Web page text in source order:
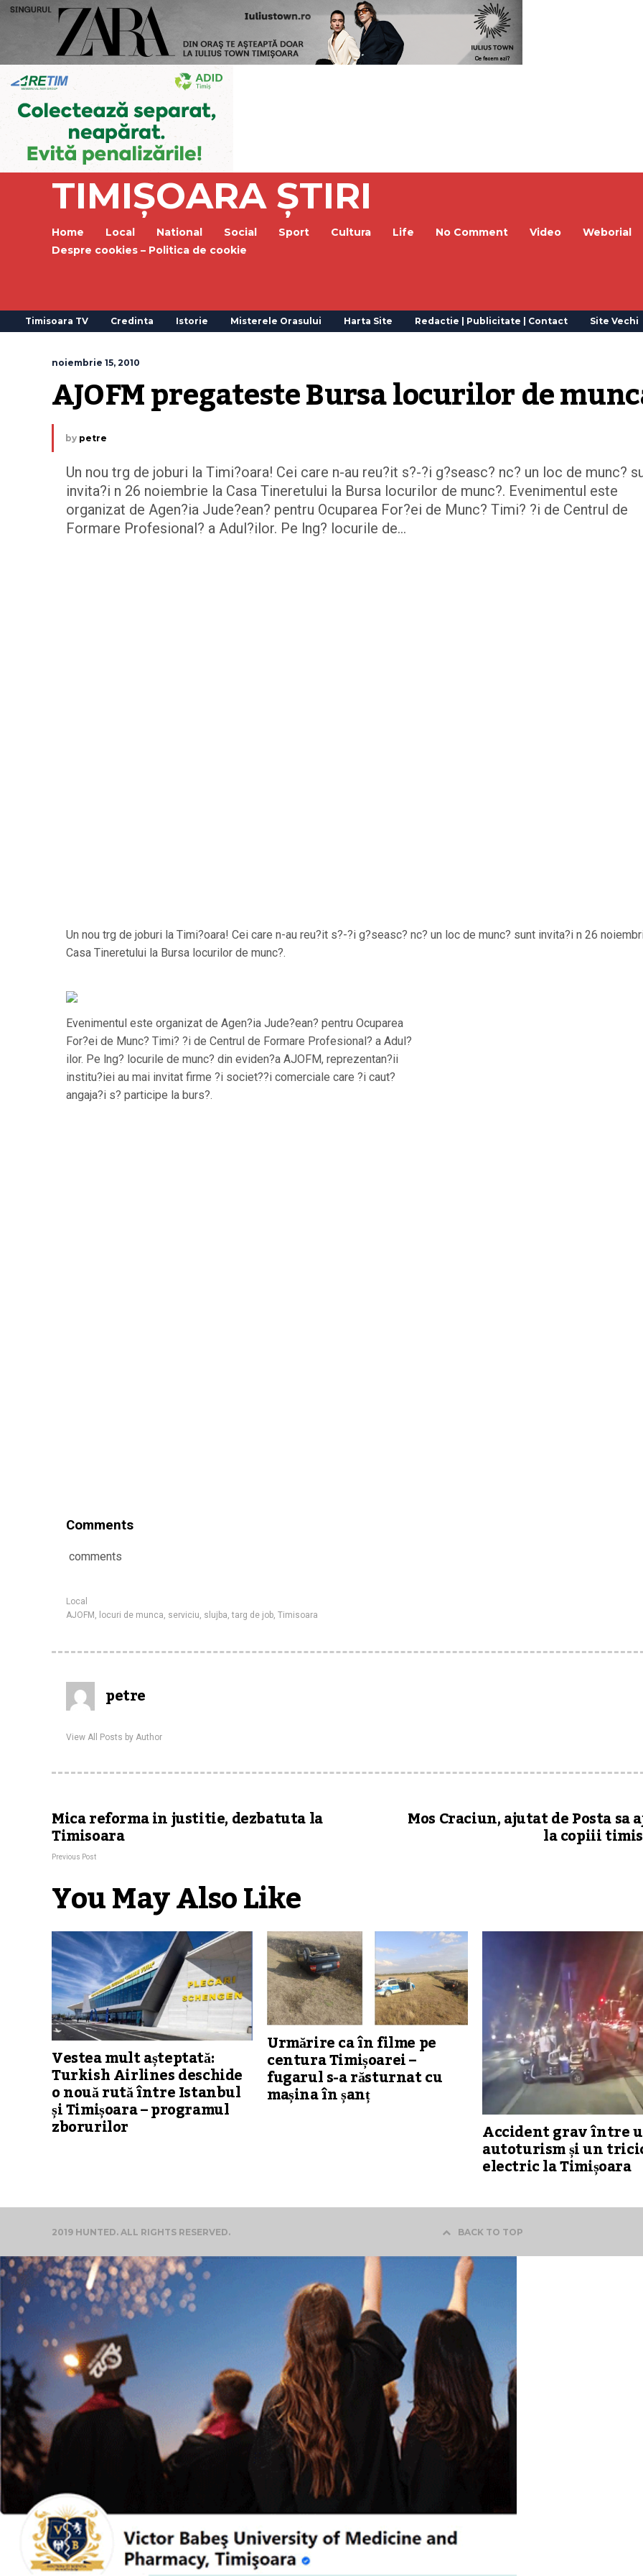
TIMIȘOARA ȘTIRI
Home Local National Social Sport Cultura Life No Comment Video
Weborial
Despre cookies – Politica de cookie
Timisoara TV Credinta Istorie Misterele Orasului Harta Site Redactie | Publicitate | Contact Site Vechi
noiembrie 15, 2010
AJOFM pregateste Bursa locurilor de
by petre
Un nou trg de joburi la Timi?oara! Cei care n-au reu?it s?-?i g?seasc? nc? un loc de munc?
invita?i n 26 noiembrie la Casa Tineretului la Bursa locurilor de munc?. Evenimentul este
organizat de Agen?ia Jude?ean? pentru Ocuparea For?ei de Munc? Timi? ?i de Centrul de
Formare Profesional? a Adul?ilor. Pe lng? locurile de…
Un nou trg de joburi la Timi?oara! Cei care n-au reu?it s?-?i g?seasc? nc? un loc de munc? sunt invita?i n 26
Casa Tineretului la Bursa locurilor de munc?.
Evenimentul este organizat de Agen?ia Jude?ean? pentru Ocuparea
For?ei de Munc? Timi? ?i de Centrul de Formare Profesional? a Adul?
ilor. Pe lng? locurile de munc? din eviden?a AJOFM, reprezentan?ii
institu?iei au mai invitat firme ?i societ??i comerciale care ?i caut?
angaja?i s? participe la burs?.
Comments
comments
Local
AJOFM , locuri de munca, serviciu, slujba,targ de job, Timisoara
petre
View All Posts by Author
Mica reforma in justitie, dezbatuta la
Timisoara
Previous Post
Mos Craciun, ajutat de Posta sa
la copiii
You May Also Like
Vestea mult așteptată:
Turkish Airlines deschide
o nouă rută între Istanbul
și Timișoara – programul
zborurilor
Urmărire ca în filme pe
centura Timișoarei –
fugarul s-a răsturnat cu
mașina în șanț
Accident grav între
autoturism și un
electric la Timișoara
2019 HUNTED. ALL RIGHTS RESERVED. BACK TO TOP